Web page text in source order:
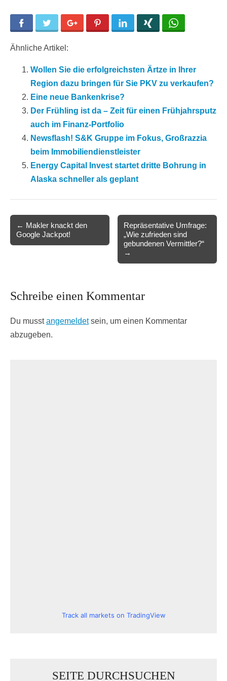
Facebook Twitter Google+ Pinterest LinkedIn
Ähnliche Artikel:
Wollen Sie die erfolgreichsten Ärtze in Ihrer
Region dazu bringen für Sie PKV zu verkaufen?
Eine neue Bankenkrise?
Der Frühling ist da – Zeit für einen Frühjahrsputz
auch im Finanz-Portfolio
Newsflash! S&K Gruppe im Fokus, Großrazzia
beim Immobiliendienstleister
Energy Capital Invest startet dritte Bohrung in
Alaska schneller als geplant
navigation
← Makler knackt den
Google Jackpot!
Repräsentative Umfrage:
„Wie zufrieden sind
gebundenen Vermittler?“
→
Schreibe einen Kommentar
Du musstangemeldetsein, um einen Kommentar
abzugeben.
Track all markets on TradingView
SEITE DURCHSUCHEN